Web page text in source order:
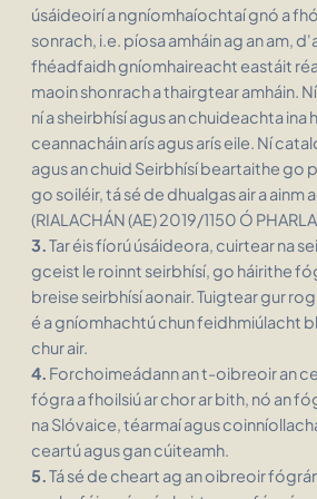
úsáideoirí a ngníomhaíochtaí gnó a
sonrach, i.e. píosa amháin ag an am,
fhéadfaidh gníomhaireacht eastáit
maoin shonrach a thairgtear amháin.
ní a sheirbhísí agus an chuideachta
ceannacháin arís agus arís eile. Ní
agus an chuid Seirbhísí beartaithe
go soiléir, tá sé de dhualgas air a
(RIALACHÁN (AE) 2019/1150 Ó
3.Tar éis fíorú úsáideora, cuirtear na
gceist le roinnt seirbhísí, go háirithe
breise seirbhísí aonair. Tuigtear gur
é a gníomhachtú chun feidhmiúlacht
chur air.
4. Forchoimeádann an t-oibreoir an
fógra a fhoilsiú ar chor ar bith, nó an
na Slóvaice, téarmaí agus
ceartú agus gan cúiteamh.
5.Tá sé de cheart ag an oibreoir